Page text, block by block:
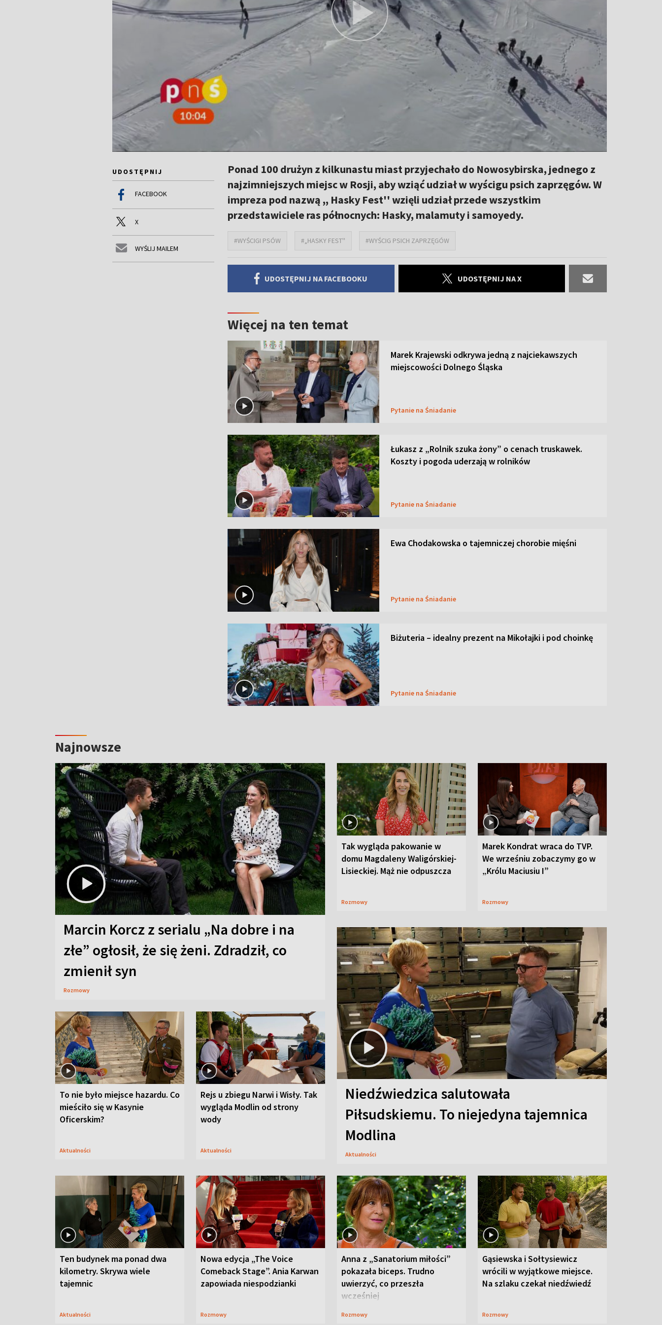
UDOSTĘPNIJ
FACEBOOK
X
WYŚLIJ MAILEM
Ponad 100 drużyn z kilkunastu miast przyjechało do Nowosybirska, jednego z
najzimniejszych miejsc w Rosji, aby wziąć udział w wyścigu psich zaprzęgów. W
impreza pod nazwą ,, Hasky Fest'' wzięli udział przede wszystkim
przedstawiciele ras północnych: Hasky, malamuty i samoyedy.
#WYŚCIGI PSÓW #„HASKY FEST'' #WYŚCIG PSICH ZAPRZĘGÓW
UDOSTĘPNIJ NA FACEBOOKU UDOSTĘPNIJ NA X
Więcej na ten temat
Marek Krajewski odkrywa jedną z najciekawszych
miejscowości Dolnego Śląska
Pytanie na Śniadanie
Łukasz z „Rolnik szuka żony” o cenach truskawek.
Koszty i pogoda uderzają w rolników
Pytanie na Śniadanie
Ewa Chodakowska o tajemniczej chorobie mięśni
Pytanie na Śniadanie
Biżuteria – idealny prezent na Mikołajki i pod choinkę
Pytanie na Śniadanie
Najnowsze
Marcin Korcz z serialu „Na dobre i na
złe” ogłosił, że się żeni. Zdradził, co
zmienił syn
Rozmowy
Tak wygląda pakowanie w
domu Magdaleny Waligórskiej-
Lisieckiej. Mąż nie odpuszcza
Rozmowy
Marek Kondrat wraca do TVP.
We wrześniu zobaczymy go w
„Królu Maciusiu I”
Rozmowy
To nie było miejsce hazardu. Co
mieściło się w Kasynie
Oficerskim?
Aktualności
Rejs u zbiegu Narwi i Wisły. Tak
wygląda Modlin od strony
wody
Aktualności
Niedźwiedzica salutowała
Piłsudskiemu. To niejedyna tajemnica
Modlina
Aktualności
Ten budynek ma ponad dwa
kilometry. Skrywa wiele
tajemnic
Aktualności
Nowa edycja „The Voice
Comeback Stage”. Ania Karwan
zapowiada niespodzianki
Rozmowy
Anna z „Sanatorium miłości”
pokazała biceps. Trudno
uwierzyć, co przeszła
wcześniej
Rozmowy
Gąsiewska i Sołtysiewicz
wrócili w wyjątkowe miejsce.
Na szlaku czekał niedźwiedź
Rozmowy